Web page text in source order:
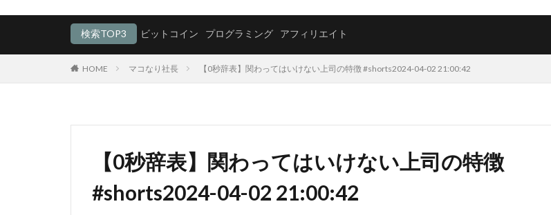
検索TOP3 ビットコイン プログラミング アフィリエイト
HOME マコなり社長 【0秒辞表】関わってはいけない上司の特徴 #shorts2024-04-02 21:00:42
【0秒辞表】関わってはいけない上司の特徴
#shorts2024-04-02 21:00:42